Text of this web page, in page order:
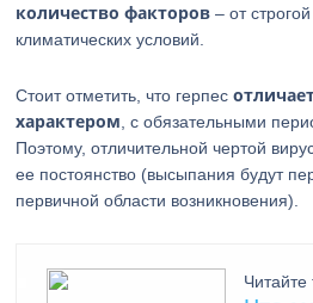
количество факторов – от
климатических условий.
Стоит отметить, что герпес
характером , с обязательными
Поэтому, отличительной чертой
ее постоянство (высыпания будут
первичной области возникновения).
Читайте